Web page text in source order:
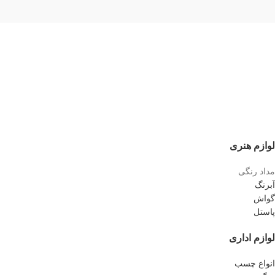
لوازم هنری
مداد رنگی
آبرنگ
گواش
پاستل
لوازم اداری
انواع چسب